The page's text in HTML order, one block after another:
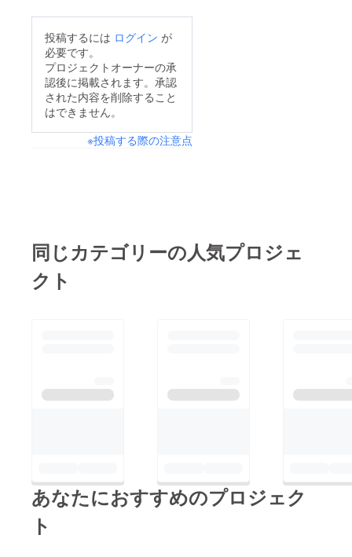
た。これまでの皆さま
のご支援、にあらため
て感謝申し上げます。
も、深く深く感謝申し
上げます。
メッセージ収録が完了
いたしました。3月11
日にはきっと心に響く
動画を発表いたします
らためまして、ご支援
投稿するには ログイン が
必要です。
プロジェクトオーナーの承
認後に掲載されます。承認
された内容を削除すること
はできません。
※投稿する際の注意点
同じカテゴリーの人気プロジェ
クト
あなたにおすすめのプロジェク
ト